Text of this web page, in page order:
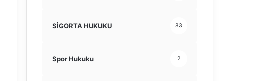
SİGORTA HUKUKU 83
Spor Hukuku 2